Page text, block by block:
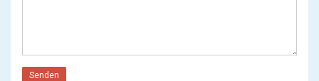
Senden